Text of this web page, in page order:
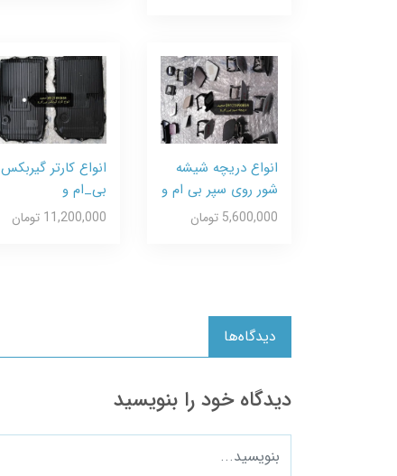
انواع دریچه شیشه
شور روی سپر بی ام و
5,600,000 تومان
انواع کارتر گیربکس
بی_ام و
11,200,000 تومان
دیدگاه‌ها
دیدگاه خود را بنویسید